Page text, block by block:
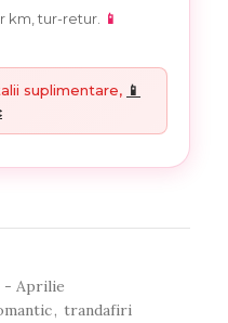
km, tur-retur.
📱
suplimentare, 📱
- Aprilie
, trandafiri